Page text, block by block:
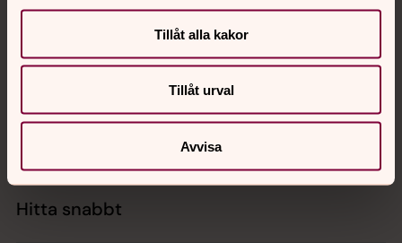
Tillåt alla kakor
Tillåt urval
Avvisa
Kontakt
Hitta snabbt